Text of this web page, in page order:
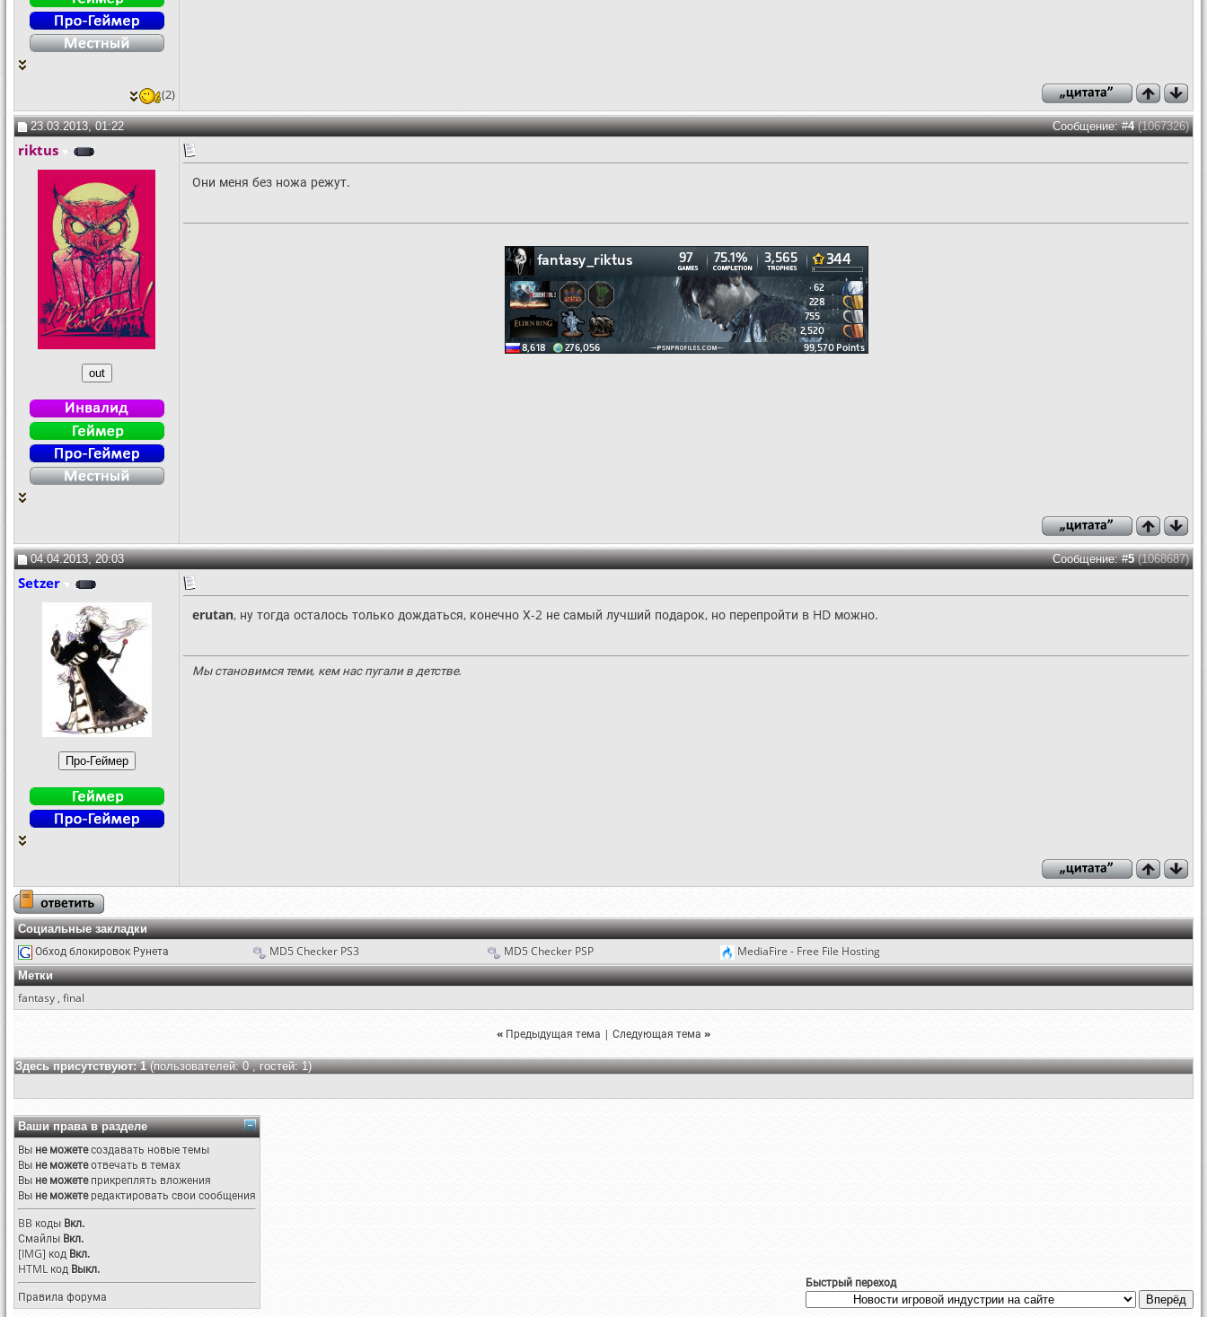
(2)
23.03.2013, 01:22 Сообщение: #4(1067326)
riktus
Они меня без ножа режут.
04.04.2013, 20:03 Сообщение: #5(1068687)
Setzer
erutan, ну тогда осталось только дождаться, конечно Х-2 не самый лучший подарок, но перепройти в HD можно.
Мы становимся теми, кем нас пугали в детстве.
Социальные закладки
Обход блокировок Рунета MD5 Checker PS3 MD5 Checker PSP MediaFire - Free File Hosting
Метки
fantasy , final
« Предыдущая тема | Следующая тема »
Здесь присутствуют: 1(пользователей: 0 , гостей: 1)
Ваши права в разделе
Вы не можетесоздавать новые темы
Вы не можетеотвечать в темах
Вы не можетеприкреплять вложения
Вы не можетередактировать свои сообщения
BB коды Вкл.
Смайлы Вкл.
[IMG] код Вкл.
HTML код Выкл.
Правила форума
Быстрый переход